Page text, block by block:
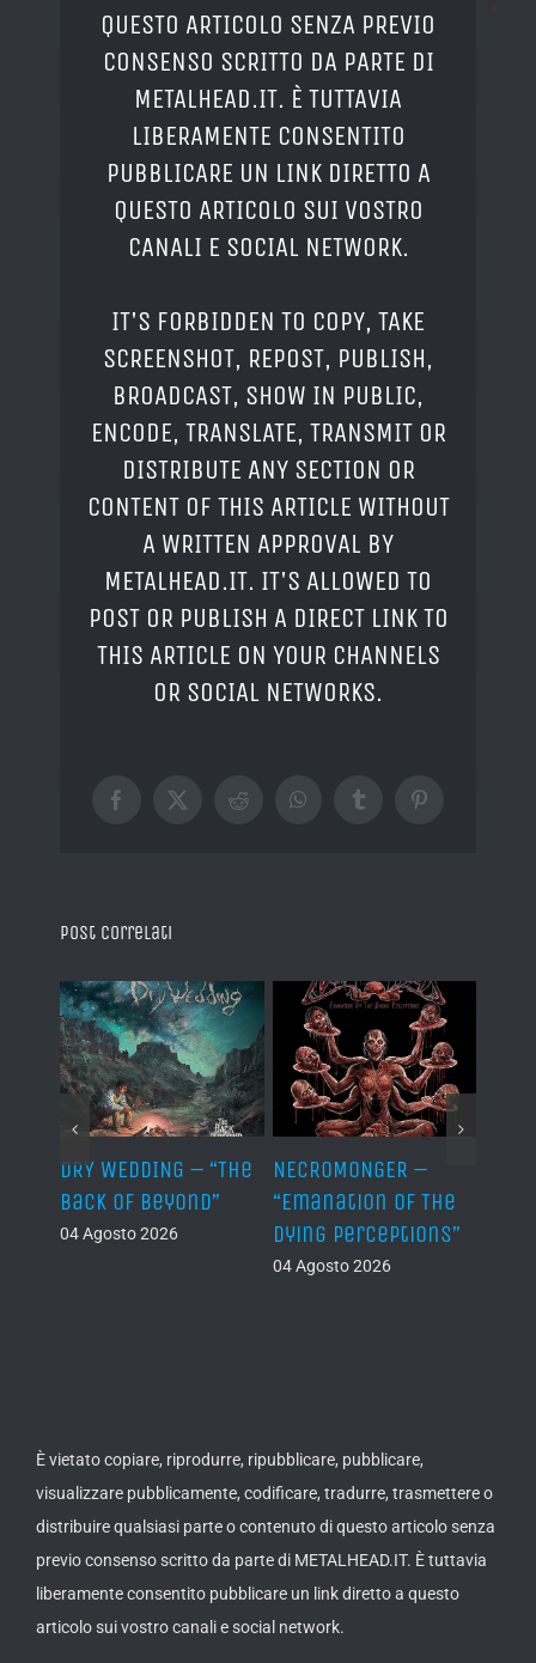
QUESTO ARTICOLO SENZA PREVIO
CONSENSO SCRITTO DA PARTE DI
METALHEAD.IT. È TUTTAVIA
LIBERAMENTE CONSENTITO
PUBBLICARE UN LINK DIRETTO A
QUESTO ARTICOLO SUI VOSTRO
CANALI E SOCIAL NETWORK.
IT'S FORBIDDEN TO COPY, TAKE
SCREENSHOT, REPOST, PUBLISH,
BROADCAST, SHOW IN PUBLIC,
ENCODE, TRANSLATE, TRANSMIT OR
DISTRIBUTE ANY SECTION OR
CONTENT OF THIS ARTICLE WITHOUT
A WRITTEN APPROVAL BY
METALHEAD.IT. IT'S ALLOWED TO
POST OR PUBLISH A DIRECT LINK TO
THIS ARTICLE ON YOUR CHANNELS
OR SOCIAL NETWORKS.
Facebook
X RedditWhatsAppTumblrPinterest
Post correlati
DRY WEDDING – “The
Back Of Beyond”
04 Agosto 2026
NECROMONGER –
“Emanation Of The
Dying Perceptions”
04 Agosto 2026
È vietato copiare, riprodurre, ripubblicare, pubblicare,
visualizzare pubblicamente, codificare, tradurre, trasmettere o
distribuire qualsiasi parte o contenuto di questo articolo senza
previo consenso scritto da parte di METALHEAD.IT. È tuttavia
liberamente consentito pubblicare un link diretto a questo
articolo sui vostro canali e social network.